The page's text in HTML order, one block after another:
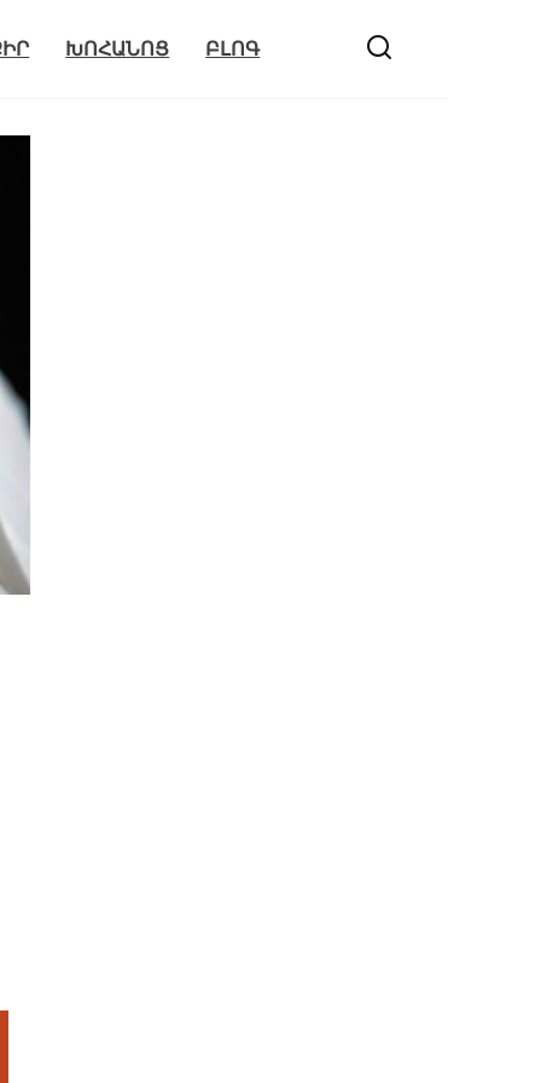
ԽՈՀԱՆՈՑ ԲԼՈԳ